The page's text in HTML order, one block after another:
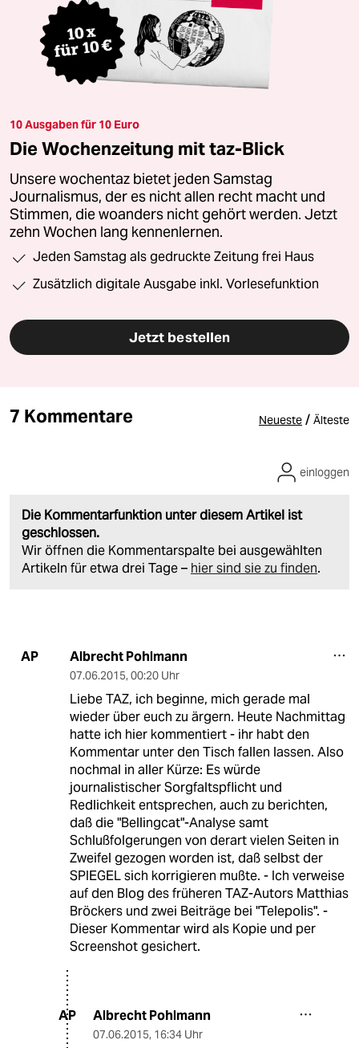
10 Ausgaben für 10 Euro
Die Wochenzeitung mit taz-Blick
Unsere wochentaz bietet jeden Samstag
Journalismus, der es nicht allen recht macht und
Stimmen, die woanders nicht gehört werden. Jetzt
zehn Wochen lang kennenlernen.
Jeden Samstag als gedruckte Zeitung frei Haus
Zusätzlich digitale Ausgabe inkl. Vorlesefunktion
Jetzt bestellen
7 Kommentare Neueste / Älteste
Die Kommentarfunktion unter diesem Artikel ist
geschlossen.
Wir öffnen die Kommentarspalte bei ausgewählten
Artikeln für etwa drei Tage – hier sind sie zu finden.
einloggen
AP Albrecht Pohlmann
07.06.2015, 00:20 Uhr
Liebe TAZ, ich beginne, mich gerade mal
wieder über euch zu ärgern. Heute Nachmittag
hatte ich hier kommentiert - ihr habt den
Kommentar unter den Tisch fallen lassen. Also
nochmal in aller Kürze: Es würde
journalistischer Sorgfaltspflicht und
Redlichkeit entsprechen, auch zu berichten,
daß die "Bellingcat"-Analyse samt
Schlußfolgerungen von derart vielen Seiten in
Zweifel gezogen worden ist, daß selbst der
SPIEGEL sich korrigieren mußte. - Ich verweise
auf den Blog des früheren TAZ-Autors Matthias
Bröckers und zwei Beiträge bei "Telepolis". -
Dieser Kommentar wird als Kopie und per
Screenshot gesichert.
AP Albrecht Pohlmann
07.06.2015, 16:34 Uhr